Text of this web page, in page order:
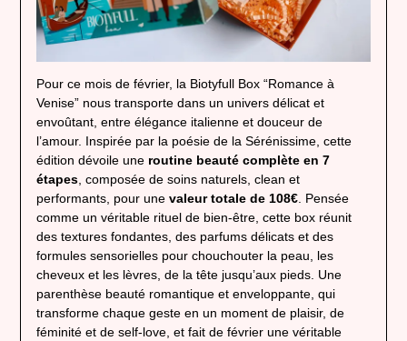
Pour ce mois de février, la Biotyfull Box “Romance à
Venise” nous transporte dans un univers délicat et
envoûtant, entre élégance italienne et douceur de
l’amour. Inspirée par la poésie de la Sérénissime, cette
édition dévoile une routine beauté complète en 7
étapes, composée de soins naturels, clean et
performants, pour une valeur totale de 108€. Pensée
comme un véritable rituel de bien-être, cette box réunit
des textures fondantes, des parfums délicats et des
formules sensorielles pour chouchouter la peau, les
cheveux et les lèvres, de la tête jusqu’aux pieds. Une
parenthèse beauté romantique et enveloppante, qui
transforme chaque geste en un moment de plaisir, de
féminité et de self-love, et fait de février une véritable